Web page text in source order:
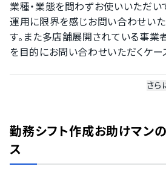
業種・業態を問わずお使いいただい
運用に限界を感じお問い合わせい
す。また多店舗展開されている事
を目的にお問い合わせいただくケー
利用者から特に嬉しかった声
いただくと、業務効率化だけでなく
することもできていると感じ嬉しかっ
さら
勤務シフト作成お助けマン
ス